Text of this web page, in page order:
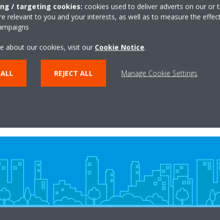
disponohen në sasi të mëdha për një minimum prej 10 vitesh
dhe të hapur 24 orë në ditë, 7 ditë në javë, instaluesit mund të
u nevojiten.
/ targeting cookies: cookies used to deliver adverts on our or
relevant to you and your interests, as well as to measure the
about our cookies, visit our Cookie Notice.
REJECT ALL Manage Cookie Settings